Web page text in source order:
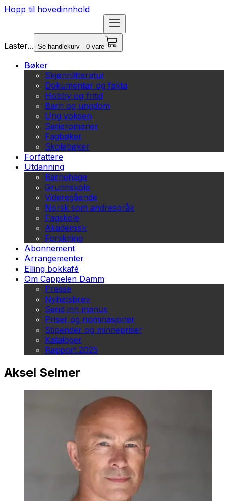
Hopp til hovedinnhold
Laster... Se handlekurv - 0 vare
Bøker
Skjønnlitteratur
Dokumentar og fakta
Hobby og fritid
Barn og ungdom
Ung voksen
Serieromaner
Fagbøker
Skolebøker
Forfattere
Utdanning
Barnehage
Grunnskole
Videregående
Norsk som andrespråk
Fagskole
Akademisk
Forskning
Abonnement
Arrangementer
Elling bokkafé
Om Cappelen Damm
Presse
Nyhetsbrev
Send inn manus
Priser og nominasjoner
Stipender og minnepriser
Kataloger
Rapport 2025
Aksel Selmer